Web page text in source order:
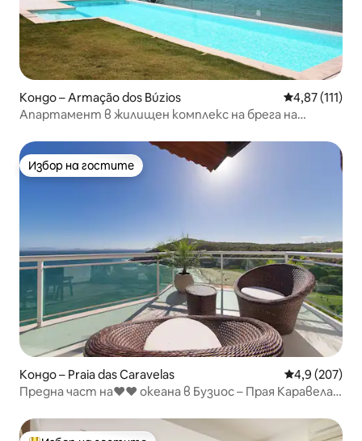
Кондо – Armação dos Búzios Средна
4,87 (111)
Апартамент в жилищен комплекс на брега на
Избор на гостите
Избор на гостите
Кондо – Praia das Caravelas Средна
4,9 (207)
Предна част на❤❤ океана в Бузиос – Прая Каравелас